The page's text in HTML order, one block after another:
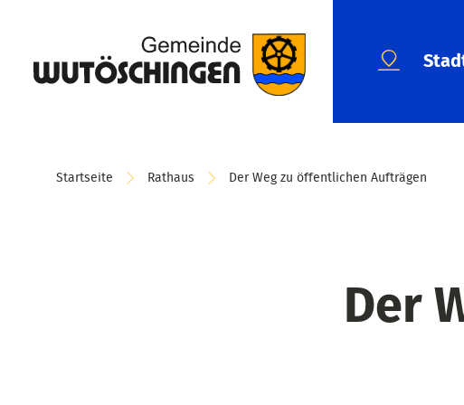
Startseite Rathaus Der Weg zu öffentlichen Aufträgen
Der